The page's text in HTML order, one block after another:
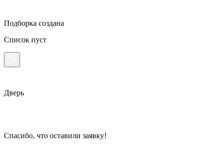
Подборка создана
Список пуст
Дверь
Спасибо, что оставили заявку!